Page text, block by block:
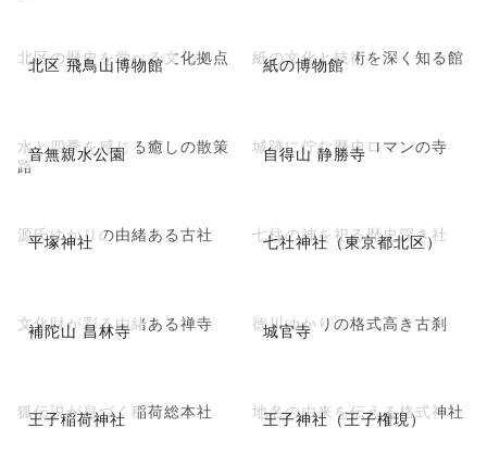
北区 飛鳥山博物館
北区の歴史を学べる文化拠点 紙の博物館
紙の文化と技術を深く知る館
音無親水公園
水と四季を感じる癒しの散策
路
自得山 静勝寺
城跡に佇む歴史ロマンの寺
平塚神社
源氏ゆかりの由緒ある古社 七社神社（東京都北区）
七柱の神を祀る歴史深き社
補陀山 昌林寺
文化財が彩る由緒ある禅寺 城官寺
徳川ゆかりの格式高き古刹
王子稲荷神社
狐伝説が息づく稲荷総本社 王子神社（王子権現）
地名の由来を伝える格式神社